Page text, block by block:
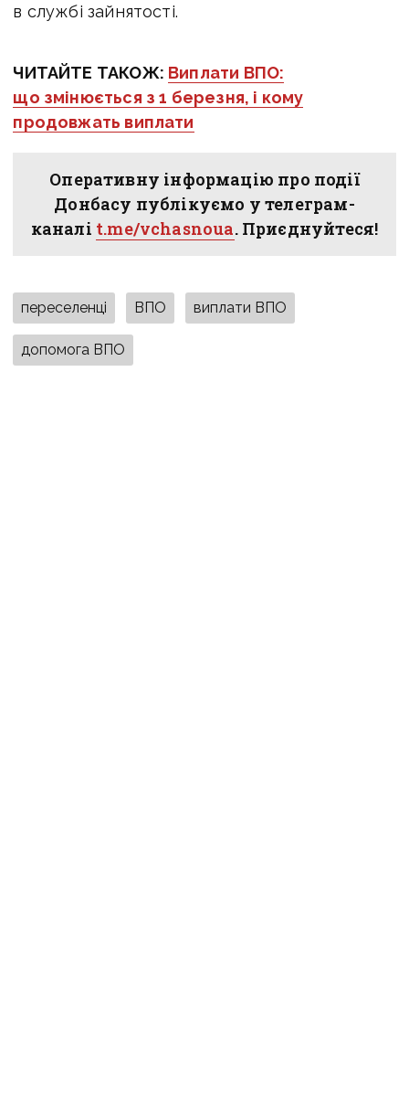
в службі зайнятості.
ЧИТАЙТЕ ТАКОЖ: Виплати ВПО:
що змінюється з 1 березня, і кому
продовжать виплати
Оперативну інформацію про події
Донбасу публікуємо у телеграм-
каналі t.me/vchasnoua. Приєднуйтеся!
переселенці ВПО виплати ВПО
допомога ВПО